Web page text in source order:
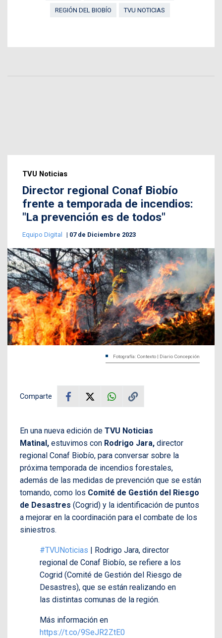
REGIÓN DEL BIOBÍO TVU NOTICIAS
TVU Noticias
Director regional Conaf Biobío
frente a temporada de incendios:
"La prevención es de todos"
Equipo Digital 07 de Diciembre 2023
Fotografía: Contexto | Diario Concepción
Comparte
En una nueva edición de TVU Noticias
Matinal, estuvimos con Rodrigo Jara, director
regional Conaf Biobío, para conversar sobre la
próxima temporada de incendios forestales,
además de las medidas de prevención que se están
tomando, como los Comité de Gestión del Riesgo
de Desastres (Cogrid) y la identificación de puntos
a mejorar en la coordinación para el combate de los
siniestros.
#TVUNoticias | Rodrigo Jara, director
regional de Conaf Biobío, se refiere a los
Cogrid (Comité de Gestión del Riesgo de
Desastres), que se están realizando en
las distintas comunas de la región.
Más información en
https://t.co/9SeJR2ZtE0